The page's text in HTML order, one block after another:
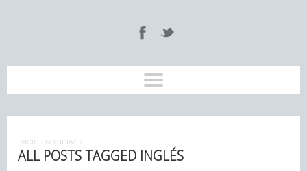
INICIO / NOTICIAS /
ALL POSTS TAGGED INGLÉS